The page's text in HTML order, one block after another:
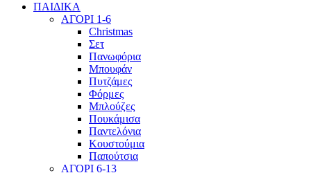
ΠΑΙΔΙΚΑ
ΑΓΟΡΙ 1-6
Christmas
Σετ
Πανωφόρια
Μπουφάν
Πυτζάμες
Φόρμες
Μπλούζες
Πουκάμισα
Παντελόνια
Κουστούμια
Παπούτσια
ΑΓΟΡΙ 6-13